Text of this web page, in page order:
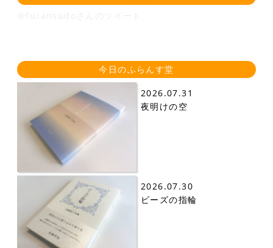
今日のふらんす堂
2026.07.31
夜明けの空
2026.07.30
ビーズの指輪